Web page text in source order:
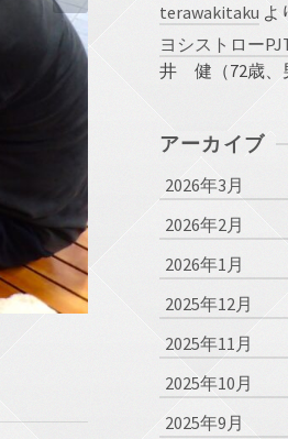
terawakitaku よ
ヨシストロー
井 健（72歳、
アーカイブ
2026年3月
2026年2月
2026年1月
2025年12月
2025年11月
2025年10月
2025年9月